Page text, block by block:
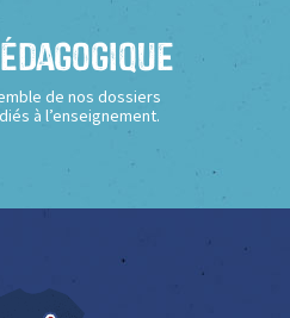
de nos dossiers
à l’enseignement.